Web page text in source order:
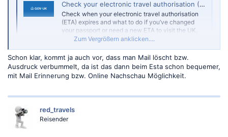
Check your electronic travel authorisation (ETA)
Check when your electronic travel authorisation
(ETA) expires and what to do if you’ve changed
your passport or need a new ETA to visit the UK.
www.gov.uk
Zum Vergrößern anklicken....
Schon klar, kommt ja auch vor, dass man Mail löscht bzw.
Ausdruck verbummelt, da ist das dann beim Esta schon bequemer,
mit Mail Erinnerung bzw. Online Nachschau Möglichkeit.
red_travels
Reisender